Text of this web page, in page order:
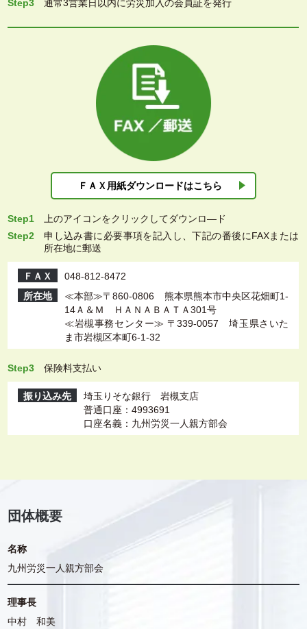
Step3 通常3営業日以内に労災加入の会員証を発行
ＦＡＸ用紙ダウンロードはこちら
Step1 上のアイコンをクリックしてダウンロ―ド
Step2
申し込み書に必要事項を記入し、下記の番後にFAXまたは
所在地に郵送
ＦＡＸ
048-812-8472
所在地
≪本部≫〒860-0806 熊本県熊本市中央区花畑町1-
14Ａ＆Ｍ ＨＡＮＡＢＡＴＡ301号
≪岩槻事務センター≫ 〒339-0057 埼玉県さいた
ま市岩槻区本町6-1-32
Step3 保険料支払い
振り込み先
埼玉りそな銀行 岩槻支店
普通口座：4993691
口座名義：九州労災一人親方部会
団体概要
名称
九州労災一人親方部会
理事長
中村 和美